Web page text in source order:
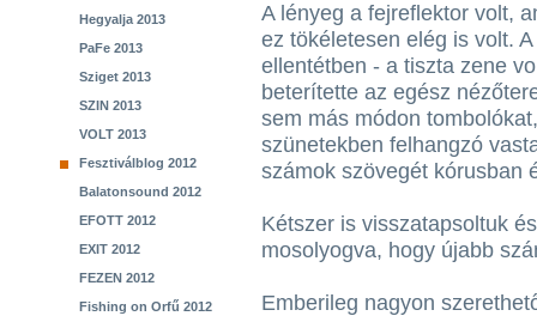
Hegyalja 2013
PaFe 2013
Sziget 2013
SZIN 2013
VOLT 2013
Fesztiválblog 2012
Balatonsound 2012
EFOTT 2012
EXIT 2012
FEZEN 2012
Fishing on Orfű 2012
A lényeg a fejreflektor volt,
ez tökéletesen elég is volt.
ellentétben - a tiszta zene
beterítette az egész
sem más módon
szünetekben felhangzó
számok szövegét kórusban
Kétszer is visszatapsoltuk
mosolyogva, hogy újabb
Emberileg nagyon